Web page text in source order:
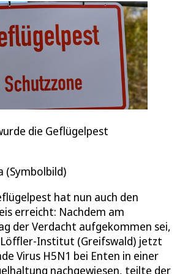
die Geflügelpest
(Symbolbild)
hat nun auch den
erreicht: Nachdem am
der Verdacht aufgekommen sei,
Löffler-Institut (Greifswald) jetzt
Virus H5N1 bei Enten in einer
nachgewiesen, teilte der